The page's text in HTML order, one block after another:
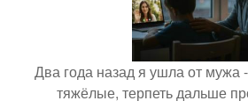
Два года назад я ушла от
тяжёлые, терпеть дальше